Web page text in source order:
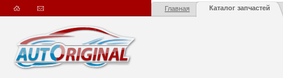
Главная Каталог запчастей